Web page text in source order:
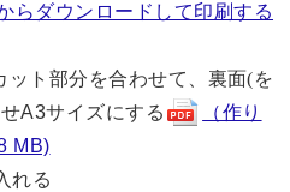
らダウンロードして印刷する
ット部分を合わせて、裏面(を
A3サイズにする
（作り
MB)
れる